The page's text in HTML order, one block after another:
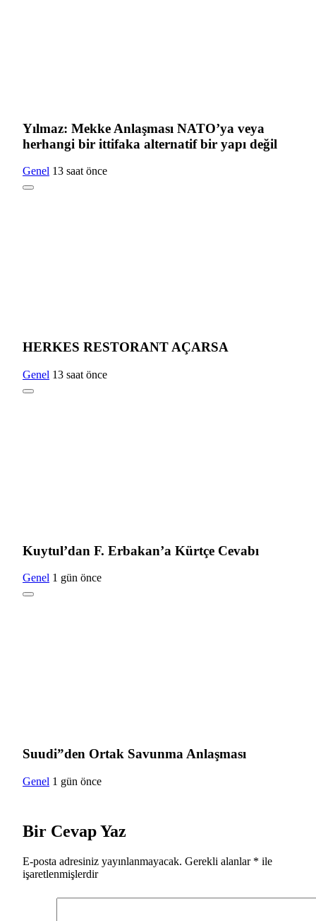
Yılmaz: Mekke Anlaşması NATO’ya veya
herhangi bir ittifaka alternatif bir yapı değil
Genel 13 saat önce
HERKES RESTORANT AÇARSA
Genel 13 saat önce
Kuytul’dan F. Erbakan’a Kürtçe Cevabı
Genel 1 gün önce
Suudi”den Ortak Savunma Anlaşması
Genel 1 gün önce
Bir Cevap Yaz
E-posta adresiniz yayınlanmayacak. Gerekli alanlar * ile
işaretlenmişlerdir